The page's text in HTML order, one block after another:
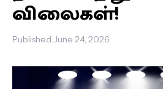
விலைகள்!
Published:June 24, 2026